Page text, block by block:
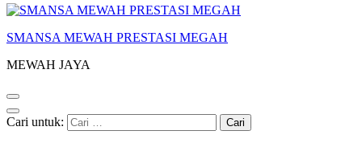
SMANSA MEWAH PRESTASI MEGAH
MEWAH JAYA
Cari untuk: